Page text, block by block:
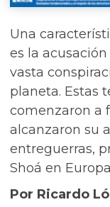
Una
es la
vasta
planeta. Estas
comenzaron a
alcanzaron su
entreguerras,
Shoá en
Por Ricardo